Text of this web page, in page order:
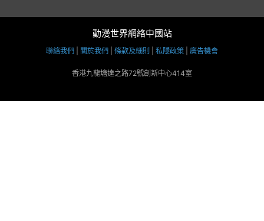
動漫世界網絡中國站
聯絡我們 關於我們 條款及細則 私隱政策 廣告機會
香港九龍塘達之路72號創新中心414室